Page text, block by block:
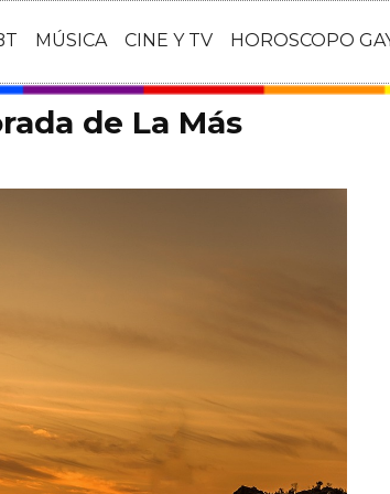
MÚSICA CINE Y TV HOROSCOPO
de La Más